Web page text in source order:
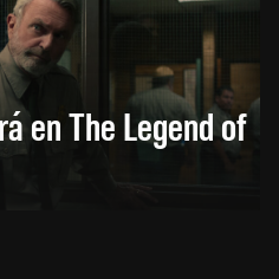
en The Legend of